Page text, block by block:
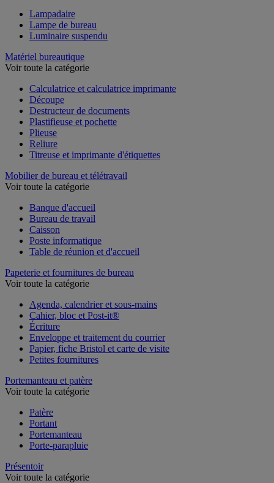
Lampadaire
Lampe de bureau
Luminaire suspendu
Matériel bureautique
Voir toute la catégorie
Calculatrice et calculatrice imprimante
Découpe
Destructeur de documents
Plastifieuse et pochette
Plieuse
Reliure
Titreuse et imprimante d'étiquettes
Mobilier de bureau et télétravail
Voir toute la catégorie
Banque d'accueil
Bureau de travail
Caisson
Poste informatique
Table de réunion et d'accueil
Papeterie et fournitures de bureau
Voir toute la catégorie
Agenda, calendrier et sous-mains
Cahier, bloc et Post-it®
Écriture
Enveloppe et traitement du courrier
Papier, fiche Bristol et carte de visite
Petites fournitures
Portemanteau et patère
Voir toute la catégorie
Patère
Portant
Portemanteau
Porte-parapluie
Présentoir
Voir toute la catégorie